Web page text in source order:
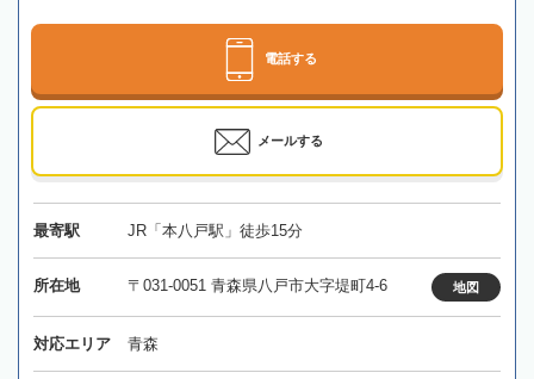
電話する
メールする
最寄駅 JR「本八戸駅」徒歩15分
所在地 〒031-0051 青森県八戸市大字堤町4-6 地図
対応エリア 青森